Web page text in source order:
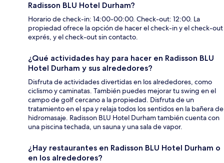
Radisson BLU Hotel Durham?
Horario de check-in: 14:00-00:00. Check-out: 12:00. La
propiedad ofrece la opción de hacer el check-in y el check-out
exprés, y el check-out sin contacto.
¿Qué actividades hay para hacer en Radisson BLU
Hotel Durham y sus alrededores?
Disfruta de actividades divertidas en los alrededores, como
ciclismo y caminatas. También puedes mejorar tu swing en el
campo de golf cercano a la propiedad. Disfruta de un
tratamiento en el spa y relaja todos los sentidos en la bañera de
hidromasaje. Radisson BLU Hotel Durham también cuenta con
una piscina techada, un sauna y una sala de vapor.
¿Hay restaurantes en Radisson BLU Hotel Durham o
en los alrededores?